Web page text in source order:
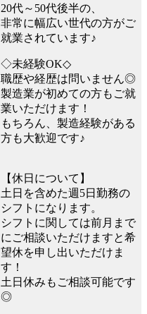
20代～50代後半の、
非常に幅広い世代の方がご
就業されています♪
◇未経験OK◇
職歴や経歴は問いません◎
製造業が初めての方もご就
業いただけます！
もちろん、製造経験がある
方も大歓迎です♪
【休日について】
土日を含めた週5日勤務の
シフトになります。
シフトに関しては前月まで
にご相談いただけますと希
望休を申し出いただけま
す！
土日休みもご相談可能です
◎